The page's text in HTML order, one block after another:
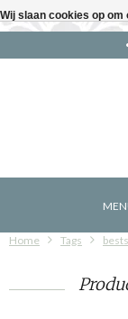
Home Tags
Wij slaan cookies op